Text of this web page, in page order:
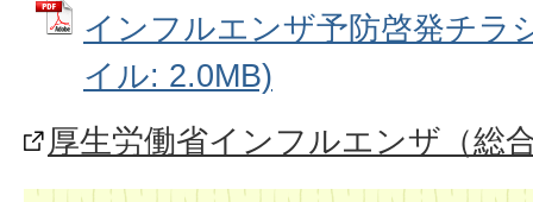
インフルエンザ予防啓発チラ
イル: 2.0MB)
厚生労働省インフルエンザ（総